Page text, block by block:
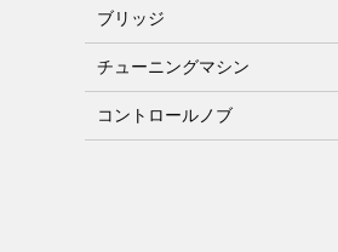
ブリッジ
チューニングマシン
コントロールノブ